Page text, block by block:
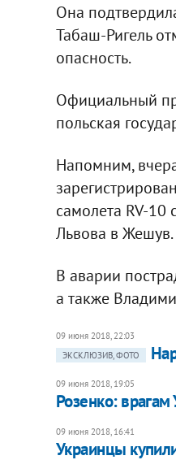
Она
Табаш-Ригель
опасность.
Официальный
польская
Напомним,
самолета RV-
Львова в Жешув.
В аварии
а также
09 июня 2018, 22:03
ЭКСКЛЮЗИВ, ФОТО
09 июня 2018, 19:05
Розенко:
09 июня 2018, 16:41
Украинцы